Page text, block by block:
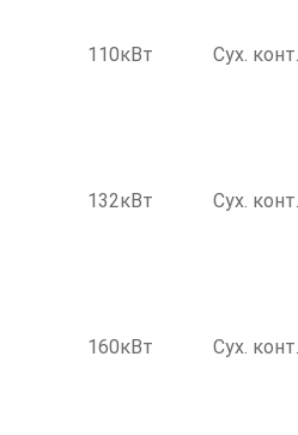
110кВт Сух.
132кВт Сух.
160кВт Сух.